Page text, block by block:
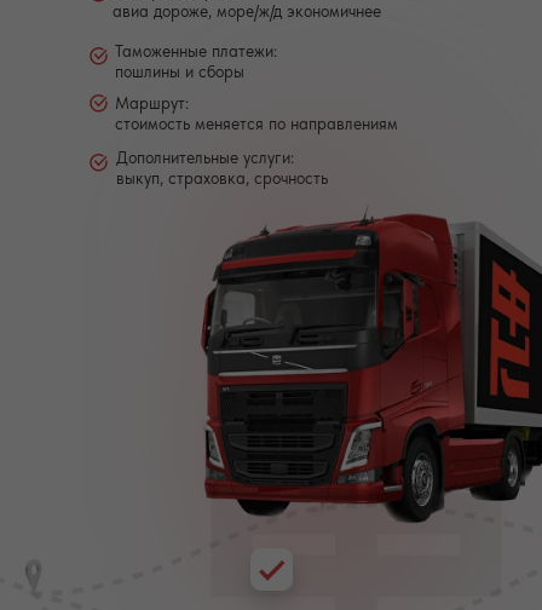
авиа дороже, море/ж/д экономичнее
Маршрут:
стоимость меняется по направлениям
Дополнительные услуги:
выкуп, страховка, срочность
Таможенные платежи:
пошлины и сборы